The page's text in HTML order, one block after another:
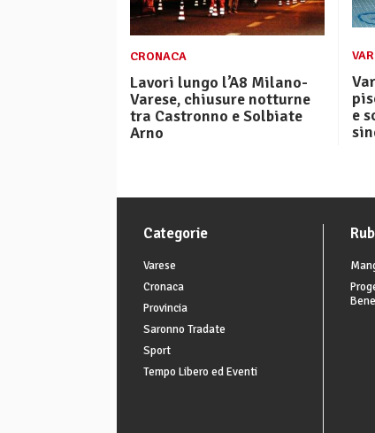
CRONACA
Lavori lungo l’A8 Milano-
Varese, chiusure notturne
tra Castronno e Solbiate
Arno
e
Categorie
Varese
Cronaca
Provincia
Saronno Tradate
Sport
Tempo Libero ed Eventi